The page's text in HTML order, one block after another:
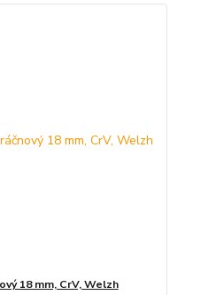
18 mm, CrV, Welzh